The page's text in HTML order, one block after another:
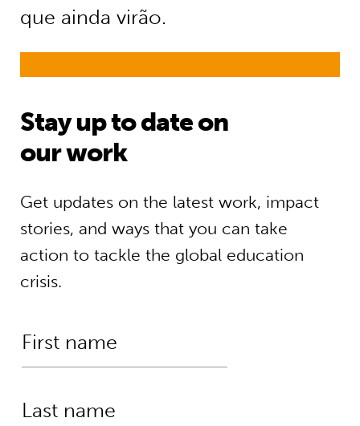
que ainda virão.
Stay up to date on
our work
Get updates on the latest work, impact
stories, and ways that you can take
action to tackle the global education
crisis.